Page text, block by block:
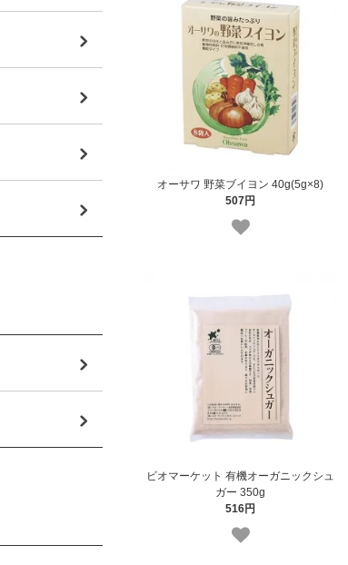
オーサワ 野菜ブイヨン 40g(5g×8)
507円
ビオマーケット 有機オーガニックシュ
ガー 350g
516円